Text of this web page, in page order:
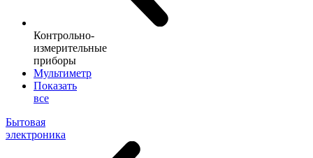
Контрольно-
измерительные
приборы
Мультиметр
Показать
все
Бытовая
электроника